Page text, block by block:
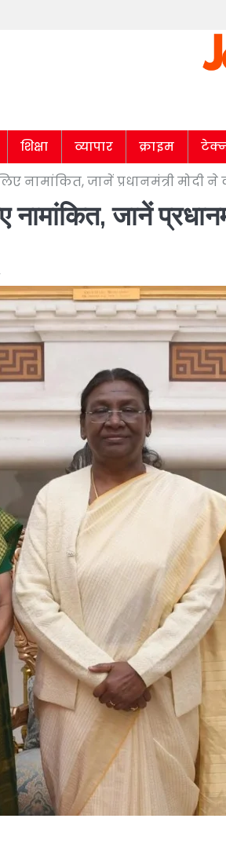
शिक्षा व्यापार क्राइम
नामांकित, जानें प्रधानमंत्री मोदी
नामांकित, जानें